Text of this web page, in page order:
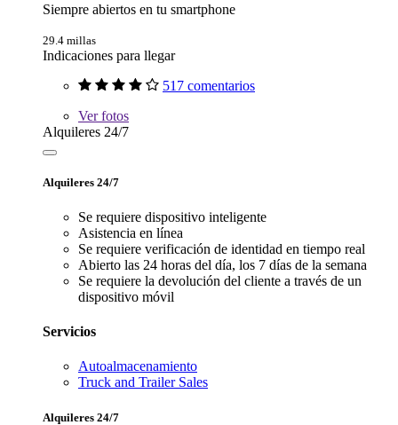
Siempre abiertos en tu smartphone
29.4 millas
Indicaciones para llegar
517 comentarios
Verfotos
Alquileres 24/7
Alquileres 24/7
Se requiere dispositivo inteligente
Asistencia en línea
Se requiere verificación de identidad en tiempo real
Abierto las 24 horas del día, los 7 días de la semana
Se requiere la devolución del cliente a través de un
dispositivo móvil
Servicios
Autoalmacenamiento
Truck and Trailer Sales
Alquileres 24/7